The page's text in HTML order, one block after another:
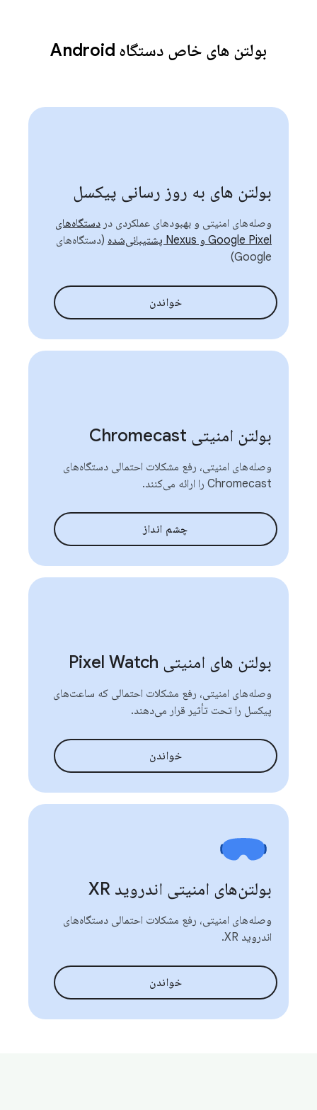
بولتن های خاص دستگاه Android
بولتن های به روز رسانی پیکسل
وصله‌های امنیتی و بهبودهای عملکردی در دستگاه‌های
Google Pixel و Nexus پشتیبانی‌شده
(دستگاه‌های
Google)
خواندن
بولتن امنیتی Chromecast
وصله‌های امنیتی، رفع مشکلات احتمالی دستگاه‌های
Chromecast را ارائه می‌کنند.
چشم انداز
بولتن های امنیتی Pixel Watch
وصله‌های امنیتی، رفع مشکلات احتمالی که ساعت‌های
پیکسل را تحت تأثیر قرار می‌دهند.
خواندن
بولتن‌های امنیتی اندروید XR
وصله‌های امنیتی، رفع مشکلات احتمالی دستگاه‌های
اندروید XR.
خواندن